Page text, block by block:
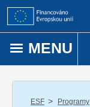
Přejít k obsahu
MENU
ESF / Programy